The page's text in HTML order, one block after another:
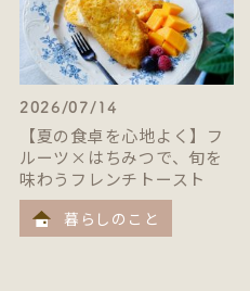
2026/07/14
【夏の食卓を心地よく】フ
ルーツ×はちみつで、旬を
味わうフレンチトースト
暮らしのこと